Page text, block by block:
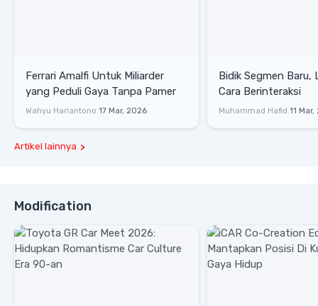
Ferrari Amalfi Untuk Miliarder
yang Peduli Gaya Tanpa Pamer
Wahyu Hariantono 17 Mar, 2026
Bidik Segmen Baru,
Cara Berinteraksi
Muhammad Hafid 11
Artikel lainnya
Modification